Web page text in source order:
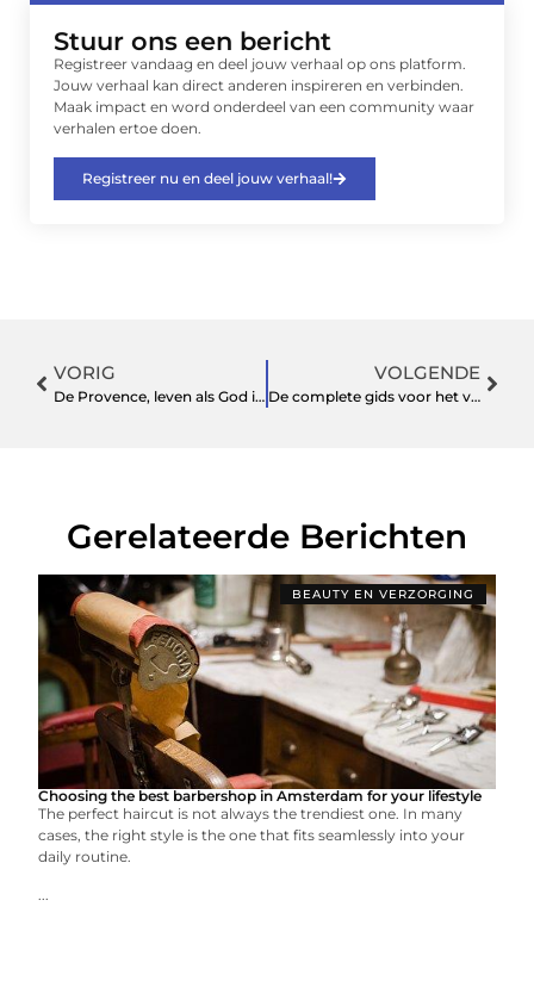
Stuur ons een bericht
Registreer vandaag en deel jouw verhaal op ons platform.
Jouw verhaal kan direct anderen inspireren en verbinden.
Maak impact en word onderdeel van een community waar
verhalen ertoe doen.
Registreer nu en deel jouw verhaal!
VORIG
De Provence, leven als God in Frankrijk
VOLGENDE
De complete gids voor het vinden van de perfecte kapper en kapsel
Gerelateerde Berichten
BEAUTY EN VERZORGING
Choosing the best barbershop in Amsterdam for your lifestyle
The perfect haircut is not always the trendiest one. In many
cases, the right style is the one that fits seamlessly into your
daily routine.
...